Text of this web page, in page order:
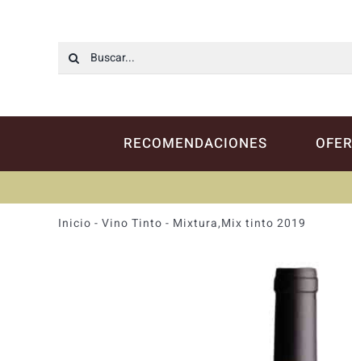
Buscar:
RECOMENDACIONES
Inicio - Vino Tinto - Mixtura,Mix tinto 2019